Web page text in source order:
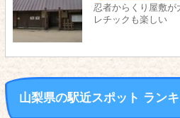
忍者からくり屋敷が
レチックも楽しい
山梨県の駅近スポット ラン